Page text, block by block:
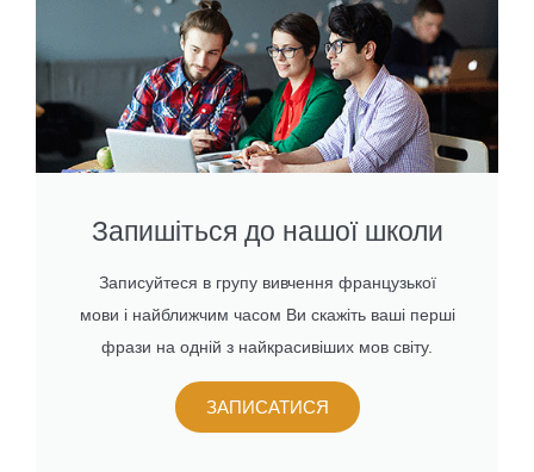
Запишіться до нашої школи
Записуйтеся в групу вивчення французької
мови і найближчим часом Ви скажіть ваші перші
фрази на одній з найкрасивіших мов світу.
ЗАПИСАТИСЯ